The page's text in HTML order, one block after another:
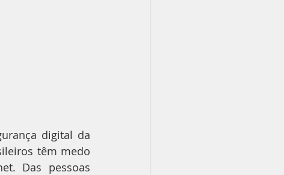
digital da
têm medo
Das pessoas